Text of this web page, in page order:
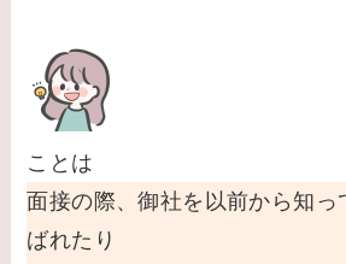
ことは
面接の際、御社を以前から知っ
ばれたり